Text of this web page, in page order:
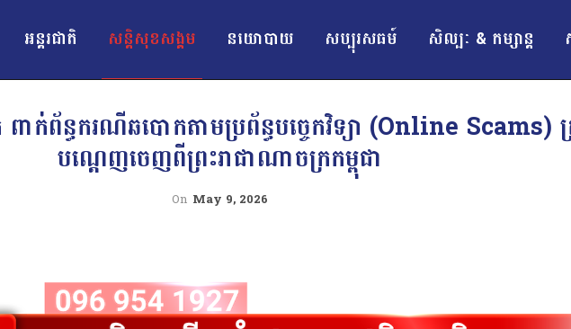
អន្ដរជាតិ សន្តិសុខសង្គម នយោបាយ សប្បុរសធម៍ សិល្បៈ & កម្សាន្ត
ក់ព័ន្ធករណីឆបោកតាមប្រព័ន្ធបច្ចេកវិទ្យា (Online Scams) ត្
បណ្ដេញចេញពីព្រះរាជាណាចក្រកម្ពុជា
On May 9, 2026